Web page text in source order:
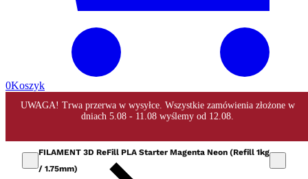
0Koszyk
FILAMENT 3D ReFill PLA Starter Magenta Neon (Refill 1kg
/ 1.75mm)